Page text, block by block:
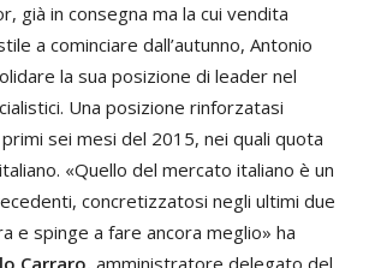
già in consegna ma la cui vendita
a cominciare dall’autunno, Antonio
la sua posizione di leader nel
Una posizione rinforzatasi
sei mesi del 2015, nei quali quota
«Quello del mercato italiano è un
concretizzatosi negli ultimi due
e spinge a fare ancora meglio» ha